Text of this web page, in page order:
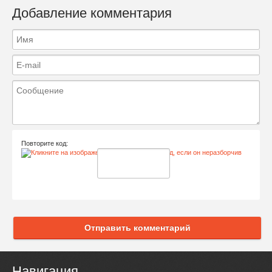
Добавление комментария
Повторите код:
Отправить комментарий